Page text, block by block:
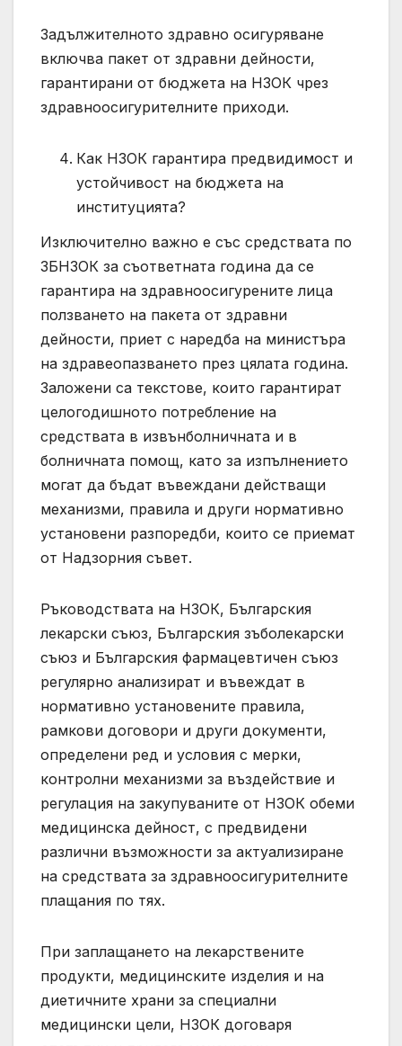
Задължителното здравно осигуряване
включва пакет от здравни дейности,
гарантирани от бюджета на НЗОК чрез
здравноосигурителните приходи.
Как НЗОК гарантира предвидимост и
устойчивост на бюджета на
институцията?
Изключително важно е със средствата по
ЗБНЗОК за съответната година да се
гарантира на здравноосигурените лица
ползването на пакета от здравни
дейности, приет с наредба на министъра
на здравеопазването през цялата година.
Заложени са текстове, които гарантират
целогодишното потребление на
средствата в извънболничната и в
болничната помощ, като за изпълнението
могат да бъдат въвеждани действащи
механизми, правила и други нормативно
установени разпоредби, които се приемат
от Надзорния съвет.
Ръководствата на НЗОК, Българския
лекарски съюз, Българския зъболекарски
съюз и Българския фармацевтичен съюз
регулярно анализират и въвеждат в
нормативно установените правила,
рамкови договори и други документи,
определени ред и условия с мерки,
контролни механизми за въздействие и
регулация на закупуваните от НЗОК обеми
медицинска дейност, с предвидени
различни възможности за актуализиране
на средствата за здравноосигурителните
плащания по тях.
При заплащането на лекарствените
продукти, медицинските изделия и на
диетичните храни за специални
медицински цели, НЗОК договаря